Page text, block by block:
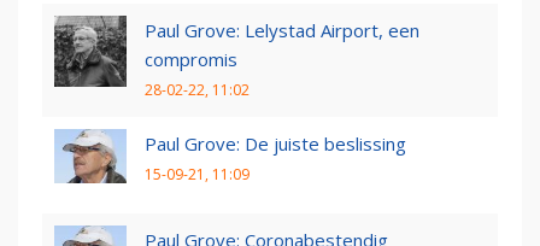
Paul Grove: Lelystad Airport, een
compromis
28-02-22, 11:02
Paul Grove: De juiste beslissing
15-09-21, 11:09
Paul Grove: Coronabestendig